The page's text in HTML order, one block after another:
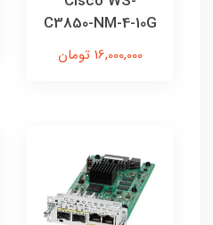
C3850-NM-4-10G
16,000,000 تومان